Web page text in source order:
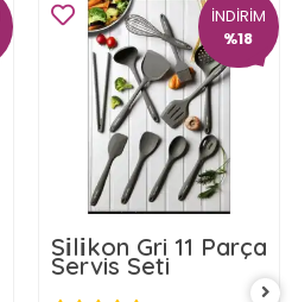
İNDİRİM
%18
Si̇li̇kon Gri 11 Parça
Servis Seti